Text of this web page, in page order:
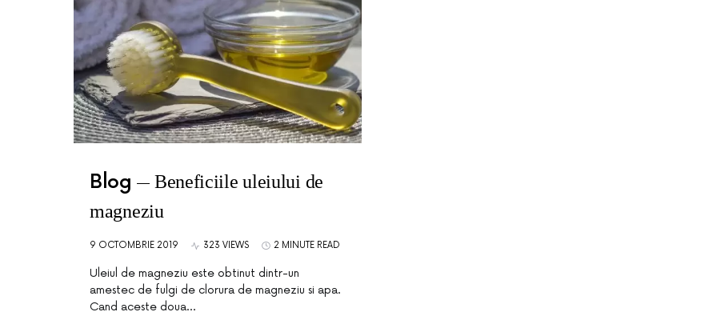
Blog
Beneficiile uleiului de
magneziu
9 OCTOMBRIE 2019 323 VIEWS 2 MINUTE READ
Uleiul de magneziu este obtinut dintr-un
amestec de fulgi de clorura de magneziu si apa.
Cand aceste doua…